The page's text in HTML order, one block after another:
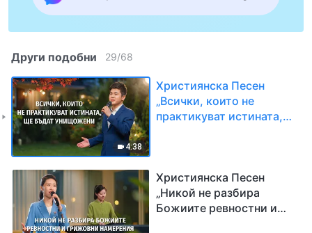
Други подобни 29/68
4:38
Християнска Песен
„Всички, които не
практикуват истината,
Християнска Песен
„Никой не разбира
Божиите ревностни и